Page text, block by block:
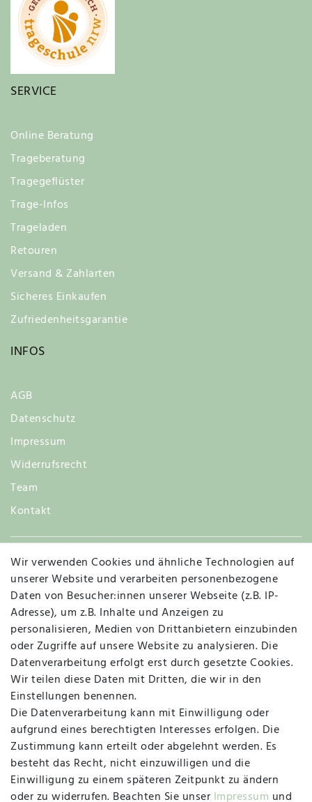
SERVICE
Online Beratung
Trageberatung
Tragegeflüster
Trage-Infos
Trageladen
Retouren
Versand & Zahlarten
Sicheres Einkaufen
Zufriedenheitsgarantie
INFOS
AGB
Datenschutz
Impressum
Widerrufsrecht
Team
Kontakt
Widerruf
Vertrag widerrufen Kontakt
MAPALI VOR ORT
Herzogstraße 10
47533 Kleve
Montag, Dienstag, Donnerstag, Freitag
09:00 Uhr bis 13:00 Uhr
Wir verwenden Cookies und ähnliche Technologien auf
unserer Website und verarbeiten personenbezogene
Daten von Besucher:innen unserer Webseite (z.B. IP-
Adresse), um z.B. Inhalte und Anzeigen zu
personalisieren, Medien von Drittanbietern einzubinden
oder Zugriffe auf unsere Website zu analysieren. Die
Datenverarbeitung erfolgt erst durch gesetzte Cookies.
Wir teilen diese Daten mit Dritten, die wir in den
Einstellungen benennen.
Die Datenverarbeitung kann mit Einwilligung oder
aufgrund eines berechtigten Interesses erfolgen. Die
Zustimmung kann erteilt oder abgelehnt werden. Es
besteht das Recht, nicht einzuwilligen und die
Einwilligung zu einem späteren Zeitpunkt zu ändern
oder zu widerrufen. Beachten Sie unser Impressum und